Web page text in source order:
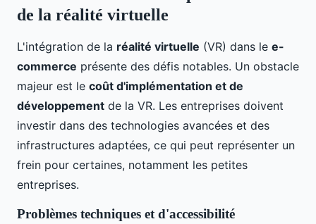
de la réalité virtuelle
L'intégration de la réalité virtuelle (VR) dans le e-
commerce présente des défis notables. Un obstacle
majeur est le coût d'implémentation et de
développement de la VR. Les entreprises doivent
investir dans des technologies avancées et des
infrastructures adaptées, ce qui peut représenter un
frein pour certaines, notamment les petites
entreprises.
Problèmes techniques et d'accessibilité